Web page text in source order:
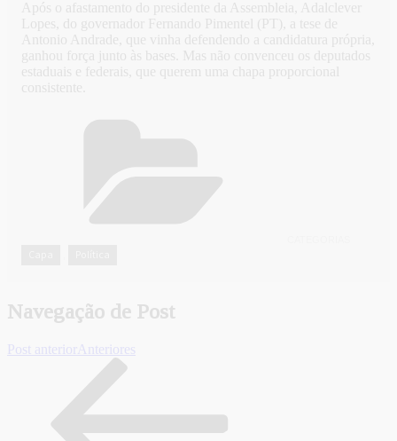
Após o afastamento do presidente da Assembleia, Adalclever
Lopes, do governador Fernando Pimentel (PT), a tese de
Antonio Andrade, que vinha defendendo a candidatura própria,
ganhou força junto às bases. Mas não convenceu os deputados
estaduais e federais, que querem uma chapa proporcional
consistente.
Navegação de Post
Post anterior Anteriores